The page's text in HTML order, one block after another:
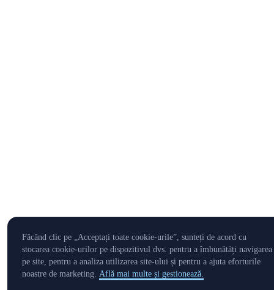
Făcând clic pe „Acceptați toate cookie-urile”, sunteți de acord cu
stocarea cookie-urilor pe dispozitivul dvs. pentru a îmbunătăți navigarea
pe site, pentru a analiza utilizarea site-ului și pentru a ajuta eforturile
noastre de marketing. Află mai multe și gestionează.